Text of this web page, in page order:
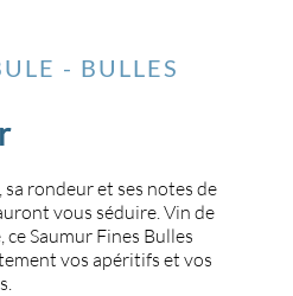
- BULLES
sa rondeur et ses notes de
vous séduire. Vin de
Saumur Fines Bulles
vos apéritifs et vos